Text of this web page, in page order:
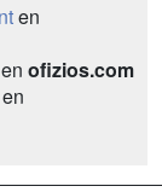
en
en ofizios.com
en